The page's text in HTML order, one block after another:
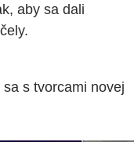
aby sa dali
s tvorcami novej